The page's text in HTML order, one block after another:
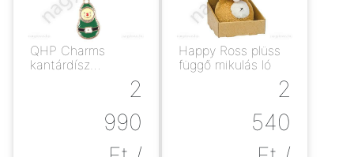
QHP Charms
kantárdísz
2
990
Happy Ross plüss
függő mikulás ló
2
540